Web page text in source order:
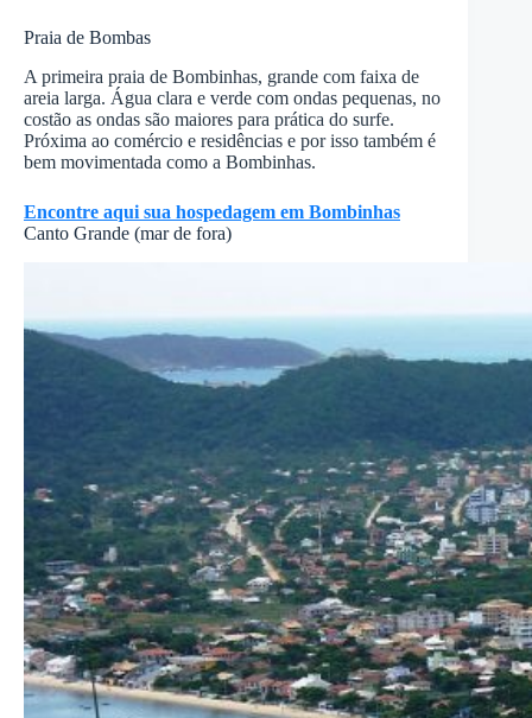
Praia de Bombas
A primeira praia de Bombinhas, grande com faixa de
areia larga. Água clara e verde com ondas pequenas, no
costão as ondas são maiores para prática do surfe.
Próxima ao comércio e residências e por isso também é
bem movimentada como a Bombinhas.
Encontre aqui sua hospedagem em Bombinhas
Canto Grande (mar de fora)